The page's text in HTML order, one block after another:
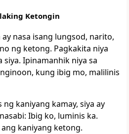
Ketongin
nasa isang lungsod, narito,
ng ketong. Pagkakita niya
siya. Ipinamanhik niya sa
kung ibig mo, malilinis
ng kaniyang kamay, siya ay
Ibig ko, luminis ka.
kaniyang ketong.